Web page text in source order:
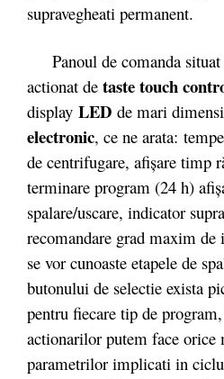
supravegheati permanent.
Panoul de comanda situat
actionat de taste touch
display LED de mari
electronic, ce ne arata:
de centrifugare, afişare timp
terminare program (24 h)
spalare/uscare, indicator
recomandare grad maxim de
se vor cunoaste etapele de
butonului de selectie exista
pentru fiecare tip de
actionarilor putem face orice
parametrilor implicati in